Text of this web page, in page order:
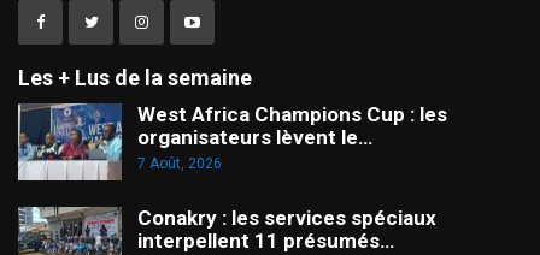
Les + Lus de la semaine
West Africa Champions Cup : les
organisateurs lèvent le…
7 Août, 2026
Conakry : les services spéciaux
interpellent 11 présumés…